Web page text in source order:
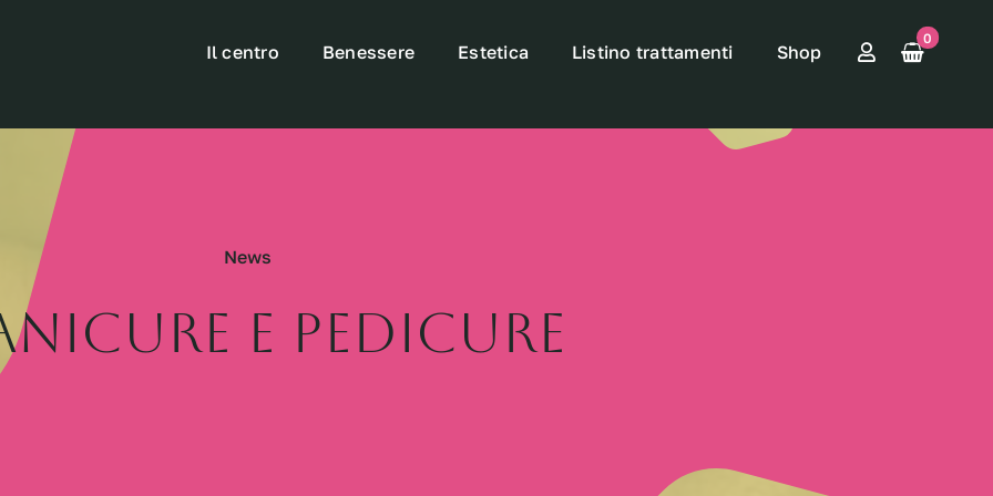
Il centro Benessere Estetica Listino trattamenti Shop
0
News
e Pedicure